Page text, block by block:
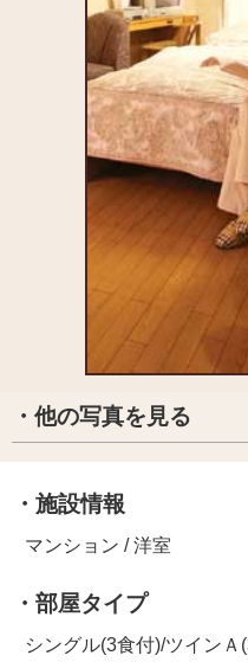
・他の写真を見る
・施設情報
マンション / 洋室
・部屋タイプ
シングル(3食付)/ツイン